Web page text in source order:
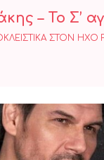
– Το Σ’
ΣΤΟΝ ΗΧΟ